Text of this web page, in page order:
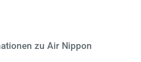
zu Air Nippon